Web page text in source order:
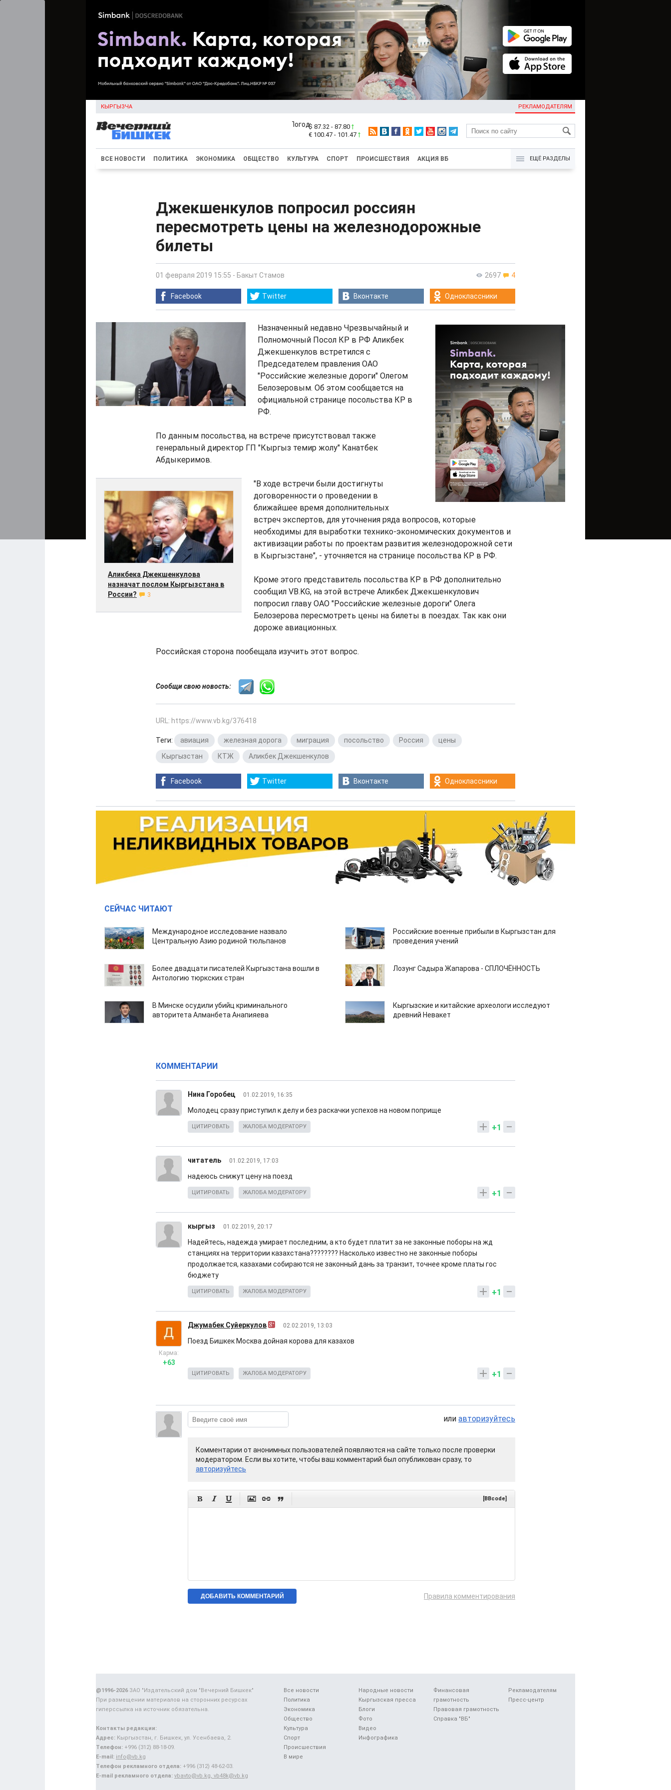
КЫРГЫЗЧА РЕКЛАМОДАТЕЛЯМ
KG
$ 87.32 - 87.80
€ 100.47 - 101.47
ВСЕ НОВОСТИ ПОЛИТИКА ЭКОНОМИКА ОБЩЕСТВО КУЛЬТУРА СПОРТ ПРОИСШЕСТВИЯ АКЦИЯ ВБ ЕЩЁ РАЗДЕЛЫ
Джекшенкулов попросил россиян
пересмотреть цены на железнодорожные
билеты
2697 4
01 февраля 2019 15:55 - Бакыт Стамов
Facebook Twitter Вконтакте Одноклассники
Назначенный недавно Чрезвычайный и
Полномочный Посол КР в РФ Аликбек
Джекшенкулов встретился с
Председателем правления ОАО
"Российские железные дороги" Олегом
Белозеровым. Об этом сообщается на
официальной странице посольства КР в
РФ.
По данным посольства, на встрече присутствовал также
генеральный директор ГП "Кыргыз темир жолу" Канатбек
Абдыкеримов.
Аликбека Джекшенкулова
назначат послом Кыргызстана в
России?
3
"В ходе встречи были достигнуты
договоренности о проведении в
ближайшее время дополнительных
встреч экспертов, для уточнения ряда вопросов, которые
необходимы для выработки технико-экономических документов и
активизации работы по проектам развития железнодорожной сети
в Кыргызстане", - уточняется на странице посольства КР в РФ.
Кроме этого представитель посольства КР в РФ дополнительно
сообщил VB.KG, на этой встрече Аликбек Джекшенкулович
попросил главу ОАО "Российские железные дороги" Олега
Белозерова пересмотреть цены на билеты в поездах. Так как они
дороже авиационных.
Российская сторона пообещала изучить этот вопрос.
Сообщи свою новость:
URL: https://www.vb.kg/376418
Теги: авиация железная дорога миграция посольство Россия цены
Кыргызстан
КТЖ Аликбек Джекшенкулов
Facebook Twitter Вконтакте Одноклассники
СЕЙЧАС ЧИТАЮТ
Международное исследование назвало
Центральную Азию родиной тюльпанов
Российские военные прибыли в Кыргызстан для
проведения учений
Более двадцати писателей Кыргызстана вошли в
Антологию тюркских стран
Лозунг Садыра Жапарова - СПЛОЧЁННОСТЬ
В Минске осудили убийц криминального
авторитета Алманбета Анапияева
Кыргызские и китайские археологи исследуют
древний Невакет
КОММЕНТАРИИ
Нина Горобец 01.02.2019, 16:35
Молодец сразу приступил к делу и без раскачки успехов на новом поприще
+1
ЦИТИРОВАТЬ ЖАЛОБА МОДЕРАТОРУ
читатель 01.02.2019, 17:03
надеюсь снижут цену на поезд
+1
ЦИТИРОВАТЬ ЖАЛОБА МОДЕРАТОРУ
кыргыз 01.02.2019, 20:17
Надейтесь, надежда умирает последним, а кто будет платит за не законные поборы на жд
станциях на территории казахстана???????? Насколько известно не законные поборы
продолжается, казахами собираются не законный дань за транзит, точнее кроме платы гос
бюджету
+1
ЦИТИРОВАТЬ ЖАЛОБА МОДЕРАТОРУ
Джумабек Суйеркулов 02.02.2019, 13:03
Карма:
+63
Поезд Бишкек Москва дойная корова для казахов
+1
ЦИТИРОВАТЬ ЖАЛОБА МОДЕРАТОРУ
или авторизуйтесь
Комментарии от анонимных пользователей появляются на сайте только после проверки
модератором. Если вы хотите, чтобы ваш комментарий был опубликован сразу, то
авторизуйтесь
      [BBcode]
Правила комментирования
Все новости
Политика
Экономика
Общество
Культура
Спорт
Происшествия
В мире
Народные новости
Кыргызская пресса
Блоги
Фото
Видео
Инфографика
Финансовая
грамотность
Правовая грамотность
Справка "ВБ"
Рекламодателям
Пресс-центр
@1996-2026ЗАО "Издательский дом "Вечерний Бишкек"
При размещении материалов на сторонних ресурсах
гиперссылка на источник обязательна.
Контакты редакции:
Адрес: Кыргызстан, г. Бишкек, ул. Усенбаева, 2.
Телефон: +996 (312) 88-18-09.
E-mail: info@vb.kg
Телефон рекламного отдела: +996 (312) 48-62-03.
E-mail рекламного отдела: vbavto@vb.kg, vb48k@vb.kg